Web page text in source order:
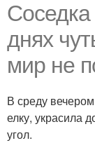
Соседка
днях
мир не
В среду
елку, украсила
угол.